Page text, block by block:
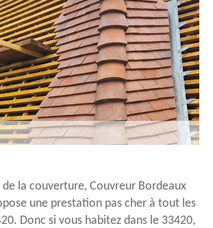
de la couverture, Couvreur Bordeaux
une prestation pas cher à tout les
Donc si vous habitez dans le 33420,